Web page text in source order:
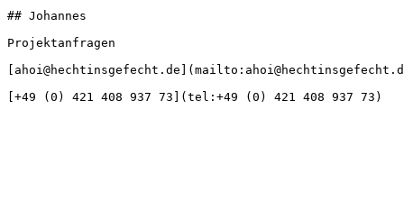
## Johannes
Projektanfragen